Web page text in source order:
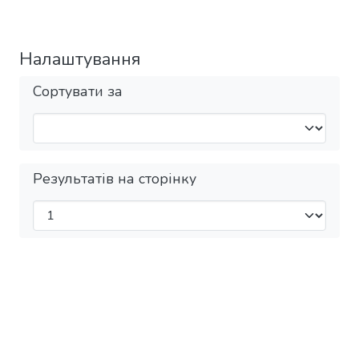
Налаштування
Сортувати за
Результатів на сторінку